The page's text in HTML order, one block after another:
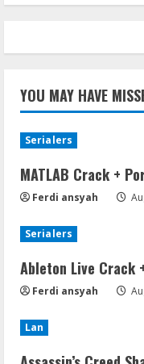
YOU MAY HAVE
Serialers
MATLAB Crack +
Ferdi ansyah
Serialers
Ableton Live Crack
Ferdi ansyah
Lan